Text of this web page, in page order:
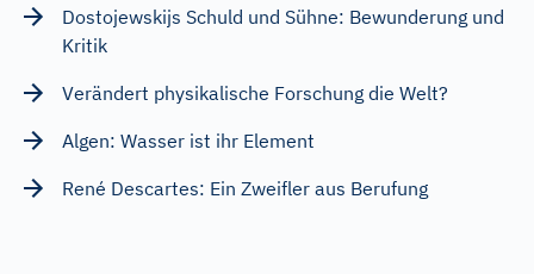
Dostojewskijs Schuld und Sühne: Bewunderung und
Kritik
Verändert physikalische Forschung die Welt?
Algen: Wasser ist ihr Element
René Descartes: Ein Zweifler aus Berufung